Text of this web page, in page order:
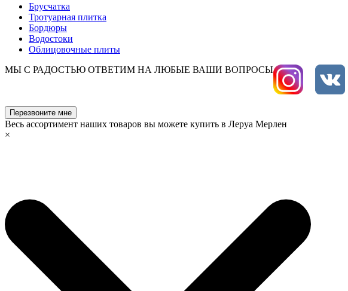
Брусчатка
Тротуарная плитка
Бордюры
Водостоки
Облицовочные плиты
МЫ С РАДОСТЬЮ ОТВЕТИМ НА ЛЮБЫЕ ВАШИ ВОПРОСЫ
Перезвоните мне
Весь ассортимент наших товаров вы можете купить в Леруа Мерлен
×